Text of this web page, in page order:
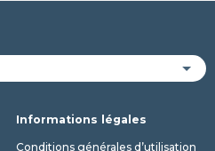
Informations légales
Conditions générales d’utilisation